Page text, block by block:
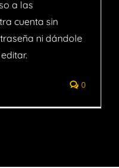
a las
cuenta sin
ni dándole
0